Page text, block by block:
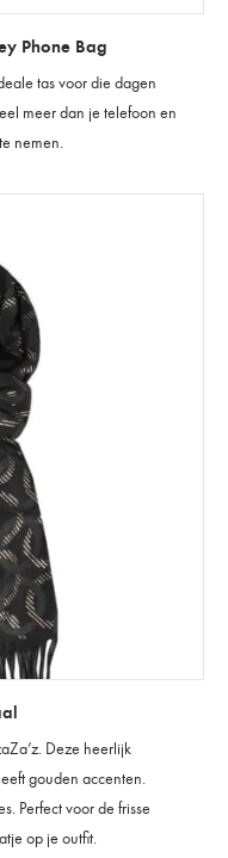
Phone Bag
tas voor die dagen
meer dan je telefoon en
nemen.
Deze heerlijk
gouden accenten.
Perfect voor de frisse
op je outfit.